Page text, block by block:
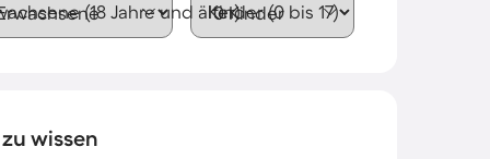
(18 Jahre und älter)Kinder (0 bis 17)
wissen